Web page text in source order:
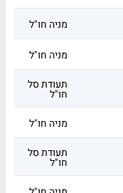
מניה חו"ל
מניה חו"ל
תעודת סל
חו"ל
מניה חו"ל
תעודת סל
חו"ל